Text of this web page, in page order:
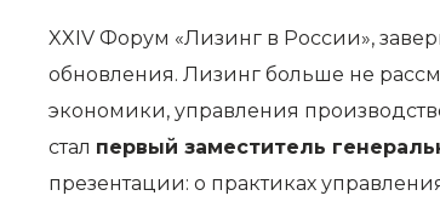
XXIV Форум «Лизинг в России»,
обновления. Лизинг больше не
экономики, управления
стал первый заместитель
презентации: о практиках